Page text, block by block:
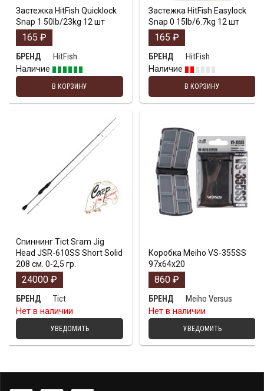
Застежка HitFish Quicklock
Snap 1 50lb/23kg 12 шт
165 ₽
БРЕНД
HitFish
Наличие
В КОРЗИНУ
Застежка HitFish Easylock
Snap 0 15lb/6.7kg 12 шт
165 ₽
БРЕНД
HitFish
Наличие
В КОРЗИНУ
Спиннинг Tict Sram Jig
Head JSR-610SS Short Solid
208 см. 0-2,5 гр.
24000 ₽
БРЕНД
Tict
Нет в наличии
УВЕДОМИТЬ
Коробка Meiho VS-355SS
97х64х20
860 ₽
БРЕНД
Meiho Versus
Нет в наличии
УВЕДОМИТЬ